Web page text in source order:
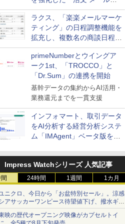
送信防止アドインサービス」
を提供
ラクス、「楽楽メールマーケ
ティング」の日程調整機能を
拡充し、複数名の商談日程調
整を効率化
primeNumberとウイングア
ーク1st、「TROCCO」と
「Dr.Sum」の連携を開始
基幹データの集約からAI活用・
業務還元までを一貫支援
インフォマート、取引データ
をAI分析する経営分析システ
ム「IMAgent」ベータ版を提
Impress Watchシリーズ 人気記事
24時間 1週間 1カ月
ニクロ、今日から「お盆特別セール」。涼感
アサッカーワンピース待望値下げ、撥水ギア
ョーツは1990円に
映の歴代オープニング映像がカプセルトイ